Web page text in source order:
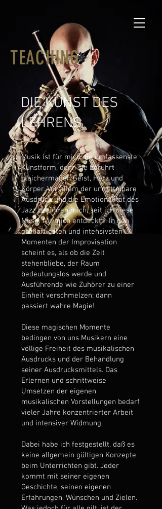
TEACHING
DIE KUNST DES
LEHRENS
Musik ist für mich die umfassenste
Kunstform, denn sie berührt
gleichermaßen Geist, Herz und
Körper. Vor allem der unmittelbare
Ausdruck und die Emotionalität des
Jazz berühren mich, seit ich diese
Musik für mich entdeckte. In den
großartigsten und intensivsten
Momenten der Improvisation
scheint es, als ob die Zeit
stehenbliebe, der Raum
bedeutungslos werde und
Ausführende wie Zuhörer zu einer
Einheit verschmelzen; dann
passiert wahre Magie!
Diese magischen Momente
bedingen von uns Musikern eine
völlige Freiheit des musikalischen
Ausdrucks und der Behandlung
seiner Ausdrucksmittels. Das
Erlernen und schrittweise
Umsetzen der eigenen
musikalischen Vorstellungen bedarf
vieler Jahre konzentrierter Arbeit
und intensiver Widmung.
Dabei habe ich festgestellt, daß es
keine allgemein gültigen Konzepte
beim Unterrichten gibt. Jeder
kommt mit seiner eigenen
Geschichte, seinen eigenen
Erfahrungen, Wünschen und Zielen.